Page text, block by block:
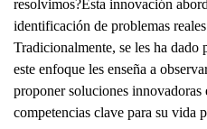
resolvimos?Esta innovación
identificación de problemas
Tradicionalmente, se les ha dado
este enfoque les enseña a
proponer soluciones innovadoras
competencias clave para su vida